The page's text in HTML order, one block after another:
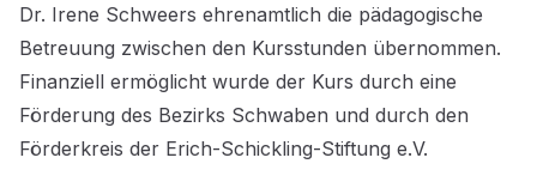
Dr. Irene Schweers ehrenamtlich die pädagogische
Betreuung zwischen den Kursstunden übernommen.
Finanziell ermöglicht wurde der Kurs durch eine
Förderung des Bezirks Schwaben und durch den
Förderkreis der Erich-Schickling-Stiftung e.V.